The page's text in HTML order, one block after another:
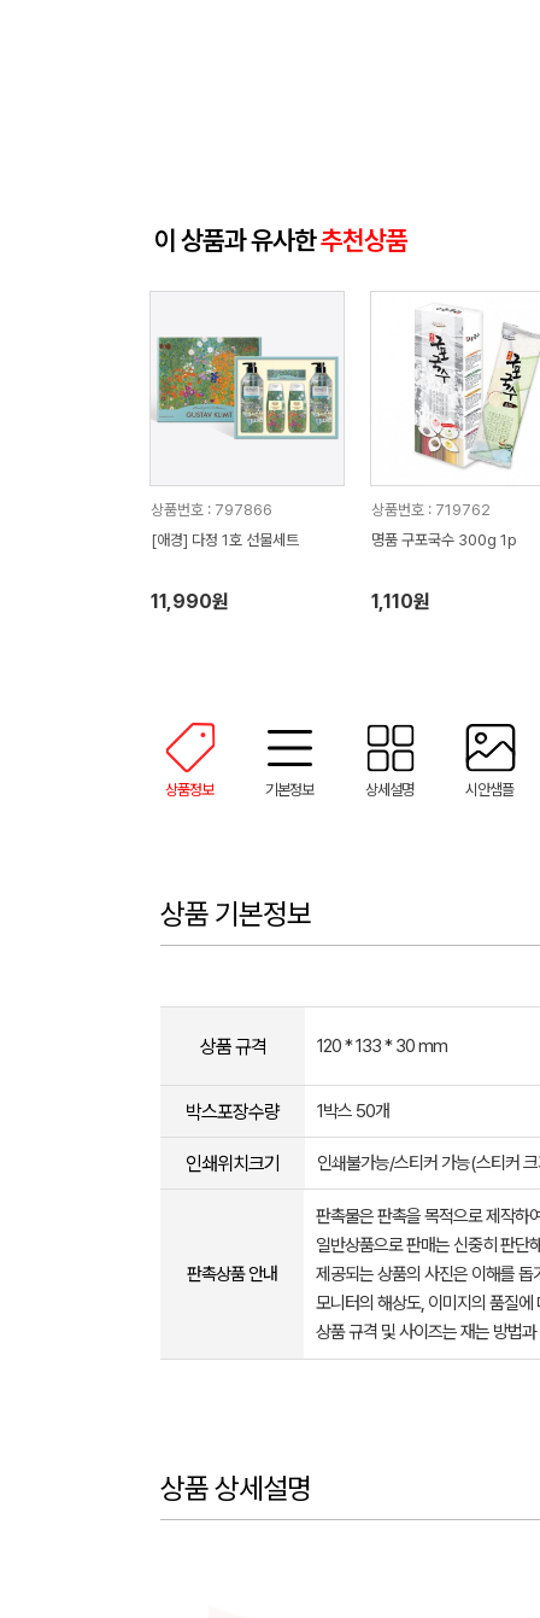
이 상품과 유사한추천상품
상품번호 : 797866
[애경] 다정 1호 선물세트
11,990원
상품번호 : 719762
명품 구포국수 300g 1p
1,110원
상품정보 기본정보 상세설명 시안샘플
상품 기본정보
상품 규격 120 * 133 * 30 mm
박스포장수량 1박스 50개
인쇄위치크기 인쇄불가능/스티커 가능(스티커
판촉상품 안내
판촉물은 판촉을 목적으로 제작하
일반상품으로 판매는 신중히 판단
제공되는 상품의 사진은 이해를
모니터의 해상도, 이미지의 품질
상품 규격 및 사이즈는 재는 방법
상품 상세설명